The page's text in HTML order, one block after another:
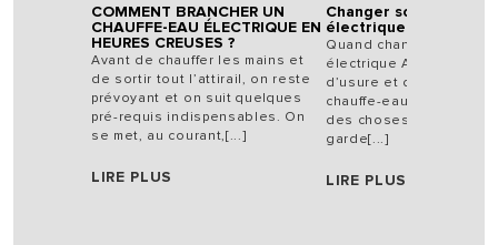
COMMENT BRANCHER UN
CHAUFFE-EAU ÉLECTRIQUE EN
HEURES CREUSES ?
Avant de chauffer les mains et
de sortir tout l’attirail, on reste
prévoyant et on suit quelques
pré-requis indispensables. On
se met, au courant,[...]
LIRE PLUS
Changer son cumulus
électrique
Quand changer son
électrique Ariston ?
d’usure et durée de vie
chauffe-eau, dans l’état
des choses un cumulus
garde[...]
LIRE PLUS